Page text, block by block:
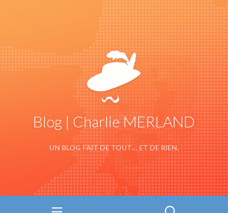
Blog | Charlie MERLAND
UN BLOG FAIT DE TOUT… ET DE RIEN.